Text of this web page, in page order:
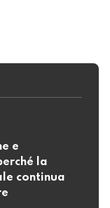
e
la
continua